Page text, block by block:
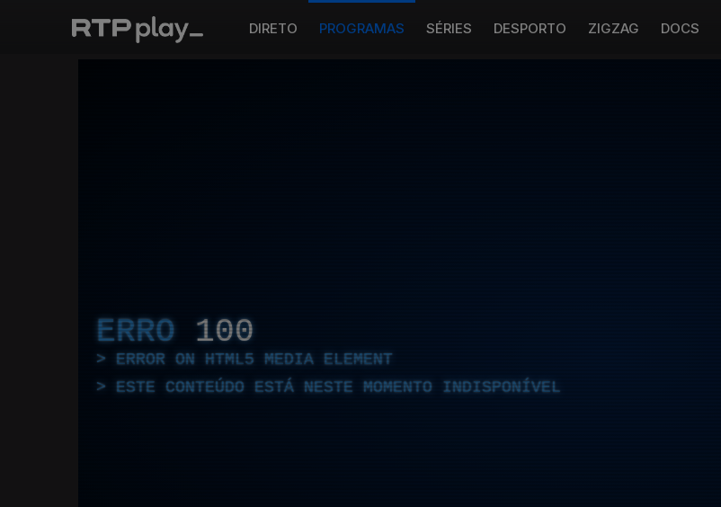
DIRETO PROGRAMAS SÉRIES DESPORTO ZIGZAG DOCS
ERRO 100
ERROR ON HTML5 MEDIA ELEMENT
ESTE CONTEÚDO ESTÁ NESTE MOMENTO INDISPONÍVEL